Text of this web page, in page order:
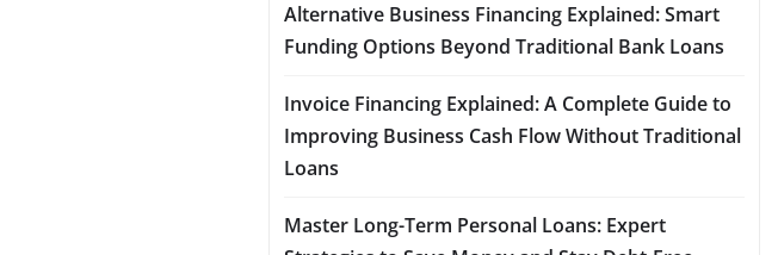
Alternative Business Financing Explained: Smart
Funding Options Beyond Traditional Bank Loans
Invoice Financing Explained: A Complete Guide to
Improving Business Cash Flow Without Traditional
Loans
Master Long-Term Personal Loans: Expert